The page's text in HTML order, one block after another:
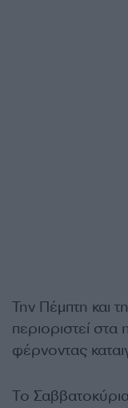
Την Πέμπτη και
περιοριστεί στα
φέρνοντας
Το